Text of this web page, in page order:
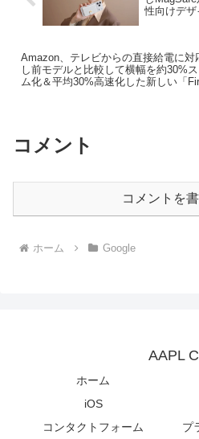
性向けデ
Amazon、テレビからの直接給電に対
し前モデルと比較して横幅を約30%ス
ム化＆平均30%高速化した新しい「Fire
コメント
コメントを
ホーム Google
AAPL
ホーム
iOS
コンタクトフォーム
プ